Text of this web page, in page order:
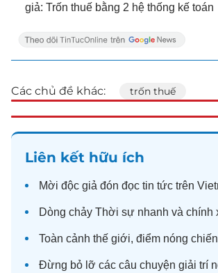
giả: Trốn thuế bằng 2 hệ thống kế toán
Các chủ đề khác: trốn thuế
Liên kết hữu ích
Mời độc giả đón đọc tin tức trên
Dòng chảy Thời sự nhanh và chính
Toàn cảnh thế giới, điểm nóng
Đừng bỏ lỡ các câu chuyện giải trí